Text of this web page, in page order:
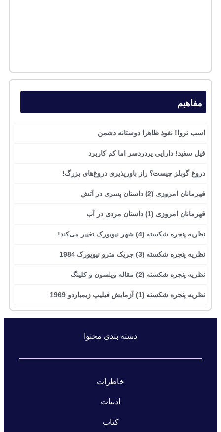
مفاهیم
اسب تروا! نفوذ ظاهرا دوستانه دشمن
فیل سفید! دارایی پردردسر اما کم کاربرد
دروغ گوبلز چیست؟ راز باورپذیری دروغ‌های بزرگ!
قهرمانان امروزی (2) داستان پسری در آتش
قهرمانان امروزی (1) داستان مردی در آب
نظریه پنجره شکسته (4) شهر نیویورک تغییر می‌کند!
نظریه پنجره شکسته (3) چریک مترو نیویورک 1984
نظریه پنجره شکسته (2) مقاله ویلسون و کلینگ
نظریه پنجره شکسته (1) آزمایش فیلیپ زیمباردو 1969
دسته بندی محتوا
خاطرات
ادبیات
کتاب